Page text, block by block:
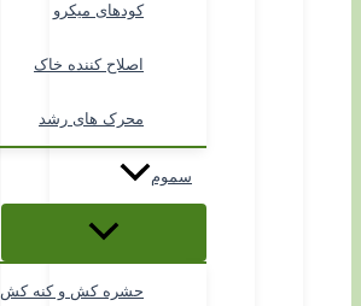
کودهای میکرو
اصلاح کننده خاک
محرک های رشد
سموم
حشره کش و کنه کش